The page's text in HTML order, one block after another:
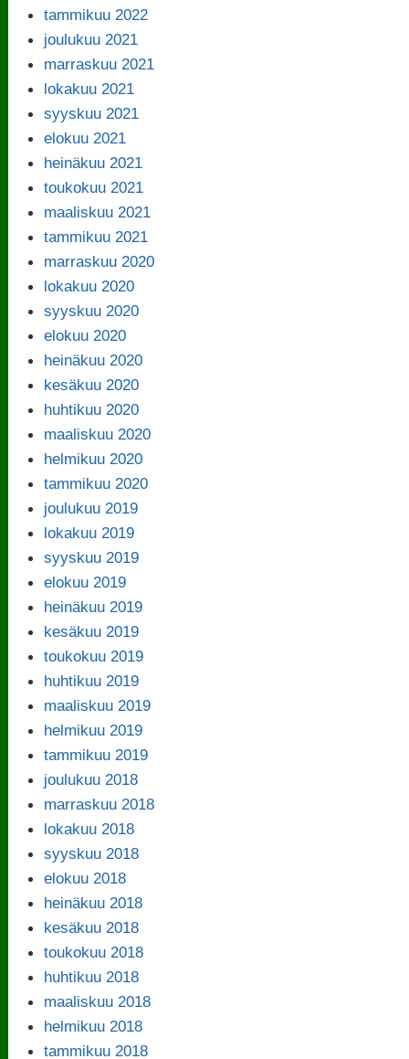
tammikuu 2022
joulukuu 2021
marraskuu 2021
lokakuu 2021
syyskuu 2021
elokuu 2021
heinäkuu 2021
toukokuu 2021
maaliskuu 2021
tammikuu 2021
marraskuu 2020
lokakuu 2020
syyskuu 2020
elokuu 2020
heinäkuu 2020
kesäkuu 2020
huhtikuu 2020
maaliskuu 2020
helmikuu 2020
tammikuu 2020
joulukuu 2019
lokakuu 2019
syyskuu 2019
elokuu 2019
heinäkuu 2019
kesäkuu 2019
toukokuu 2019
huhtikuu 2019
maaliskuu 2019
helmikuu 2019
tammikuu 2019
joulukuu 2018
marraskuu 2018
lokakuu 2018
syyskuu 2018
elokuu 2018
heinäkuu 2018
kesäkuu 2018
toukokuu 2018
huhtikuu 2018
maaliskuu 2018
helmikuu 2018
tammikuu 2018